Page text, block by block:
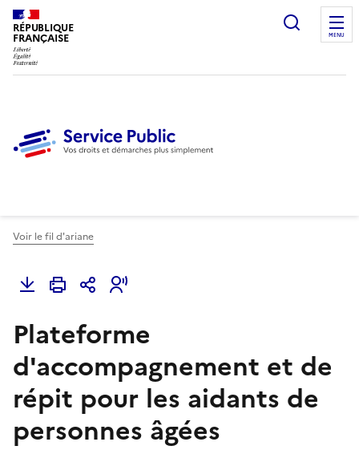
RÉPUBLIQUE
FRANÇAISE
Ouvrir
MENU
Voir le fil d'ariane
Plateforme
d'accompagnement et de
répit pour les aidants de
personnes âgées